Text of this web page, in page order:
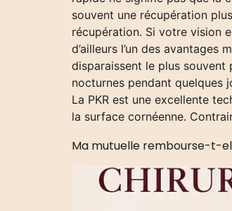
souvent une récupération
récupération. Si votre vision
d’ailleurs l’un des
disparaissent le plus souvent
nocturnes pendant quelques
La PKR est une excellente
la surface cornéenne.
Ma mutuelle rembourse-t-